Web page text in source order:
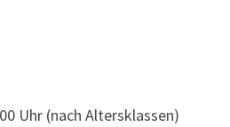
Uhr (nach Altersklassen)